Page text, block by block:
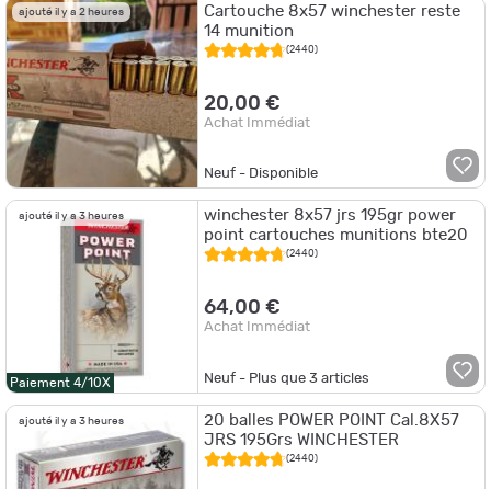
ajouté il y a 2 heures
Cartouche 8x57 winchester reste
14 munition
(2440)
20,00 €
Achat Immédiat
Neuf - Disponible
ajouté il y a 3 heures
Paiement 4/10X
winchester 8x57 jrs 195gr power
point cartouches munitions bte20
(2440)
64,00 €
Achat Immédiat
Neuf - Plus que3 articles
ajouté il y a 3 heures
20 balles POWER POINT Cal.8X57
JRS 195Grs WINCHESTER
(2440)